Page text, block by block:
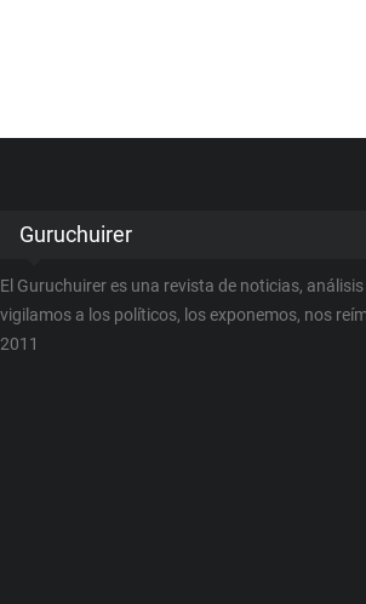
Guruchuirer
El Guruchuirer es una revista de noticias,
vigilamos a los políticos, los exponemos, nos
2011